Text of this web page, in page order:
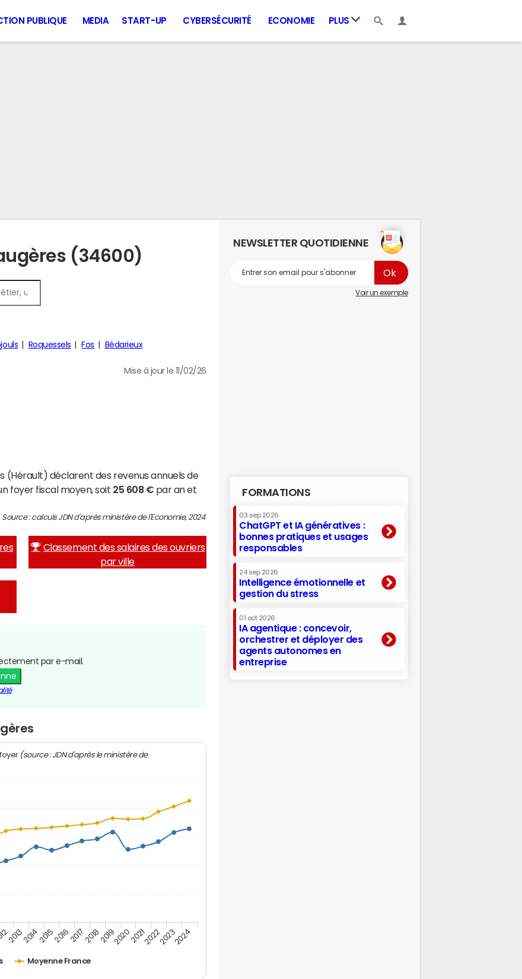
PUBLIQUE MEDIA START-UP CYBERSÉCURITÉ ECONOMIE PLUS
(34600)
Roquessels Fos Bédarieux
Mise à jour le 11/02/26
(Hérault) déclarent des revenus annuels de
foyer fiscal moyen, soit 25 608 € par an et
Source : calculs JDN d'après ministère de l'Economie, 2024
Classement des salaires des ouvriers
par ville
par e-mail.
(source : JDN d'après le ministère de
Moyenne France
201320142015201620172018201920202021202220232024
NEWSLETTER QUOTIDIENNE
Voir un exemple
FORMATIONS
03 sep 2026
ChatGPT et IA génératives :
bonnes pratiques et usages
responsables
24 sep 2026
Intelligence émotionnelle et
gestion du stress
01 oct 2026
IA agentique : concevoir,
orchestrer et déployer des
agents autonomes en
entreprise